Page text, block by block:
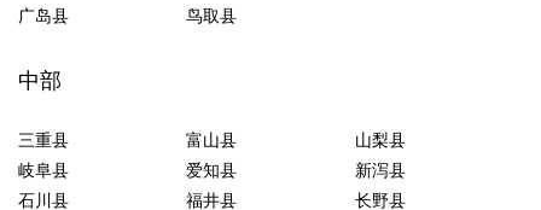
广岛县
鸟取县
中部
三重县 富山县
山梨县
岐阜县
爱知县
新泻县
石川县
福井县
长野县